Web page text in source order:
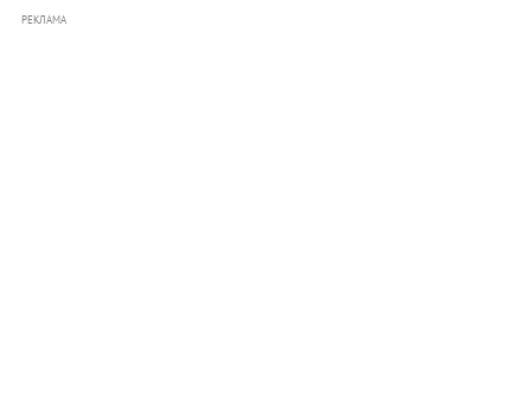
РЕКЛАМА